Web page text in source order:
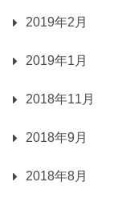
2019年2月
2019年1月
2018年11月
2018年9月
2018年8月